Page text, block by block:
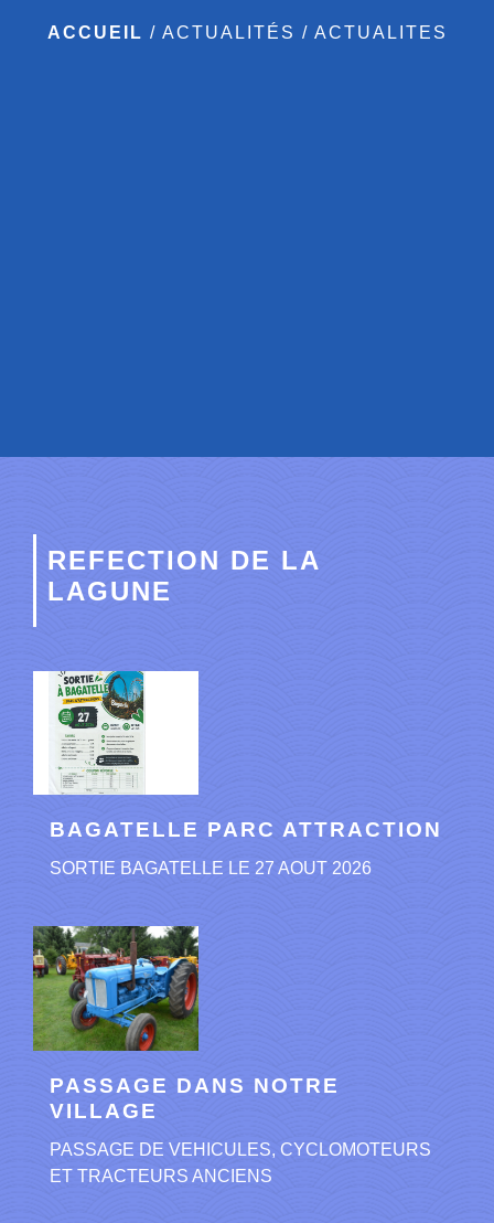
ACCUEIL / ACTUALITÉS / ACTUALITES
REFECTION DE LA
LAGUNE
BAGATELLE PARC ATTRACTION
SORTIE BAGATELLE LE 27 AOUT 2026
PASSAGE DANS NOTRE
VILLAGE
PASSAGE DE VEHICULES, CYCLOMOTEURS
ET TRACTEURS ANCIENS